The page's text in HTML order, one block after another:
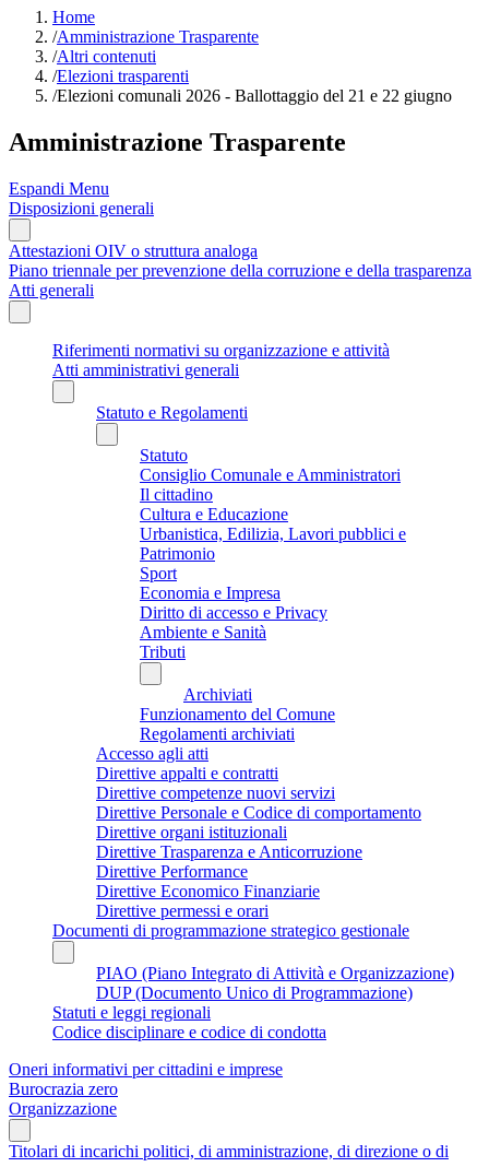
Home
/Amministrazione Trasparente
/Altri contenuti
/Elezioni trasparenti
/Elezioni comunali 2026 - Ballottaggio del 21 e 22 giugno
Amministrazione Trasparente
Espandi Menu
Disposizioni generali
Attestazioni OIV o struttura analoga
Piano triennale per prevenzione della corruzione e della trasparenza
Atti generali
Riferimenti normativi su organizzazione e attività
Atti amministrativi generali
Statuto e Regolamenti
Statuto
Consiglio Comunale e Amministratori
Il cittadino
Cultura e Educazione
Urbanistica, Edilizia, Lavori pubblici e
Patrimonio
Sport
Economia e Impresa
Diritto di accesso e Privacy
Ambiente e Sanità
Tributi
Archiviati
Funzionamento del Comune
Regolamenti archiviati
Accesso agli atti
Direttive appalti e contratti
Direttive competenze nuovi servizi
Direttive Personale e Codice di comportamento
Direttive organi istituzionali
Direttive Trasparenza e Anticorruzione
Direttive Performance
Direttive Economico Finanziarie
Direttive permessi e orari
Documenti di programmazione strategico gestionale
PIAO (Piano Integrato di Attività e Organizzazione)
DUP (Documento Unico di Programmazione)
Statuti e leggi regionali
Codice disciplinare e codice di condotta
Oneri informativi per cittadini e imprese
Burocrazia zero
Organizzazione
Titolari di incarichi politici, di amministrazione, di direzione o di